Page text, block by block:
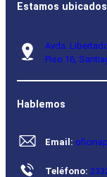
Estamos
Avda.
Piso 16,
Hablemos
Email:
Teléfono: